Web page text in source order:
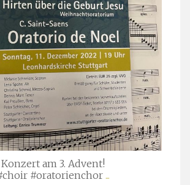
Konzert am 3. Advent!
#oratorienchor ...